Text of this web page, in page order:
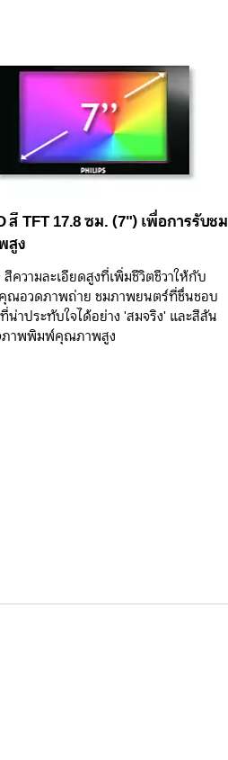
สี TFT 17.8 ซม. (7") เพื่อการรับชม
สูง
ความละเอียดสูงที่เพิ่มชีวิตชีวาให้กับ
ณอวดภาพถ่าย ชมภาพยนตร์ที่ชื่นชอบ
น่าประทับใจได้อย่าง 'สมจริง' และสีสัน
ภาพพิมพ์คุณภาพสูง